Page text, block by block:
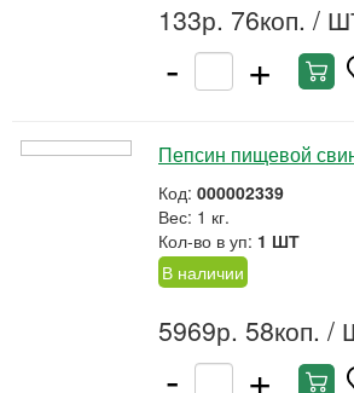
133р. 76коп. /
- +
Пепсин пищевой
Код: 000002339
Вес: 1 кг.
Кол-во в уп: 1 ШТ
В наличии
5969р. 58коп. /
- +